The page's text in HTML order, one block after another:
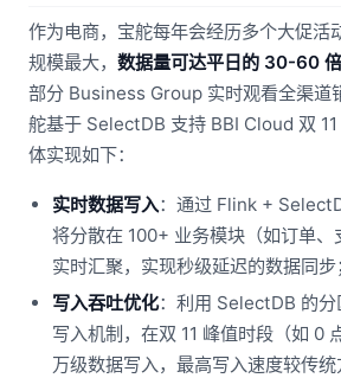
作为电商，宝舵每年会经历多个大促活
规模最大， 数据量可达平日的 30-60 倍
部分 Business Group 实时观看全渠道
舵基于 SelectDB 支持 BBI Cloud 双
体实现如下：
实时数据写入：通过 Flink +
将分散在 100+ 业务模块（如订单、
实时汇聚，实现秒级延迟的数据同步
写入吞吐优化：利用 SelectDB 的
写入机制，在双 11 峰值时段（如 0
万级数据写入，最高写入速度较传统